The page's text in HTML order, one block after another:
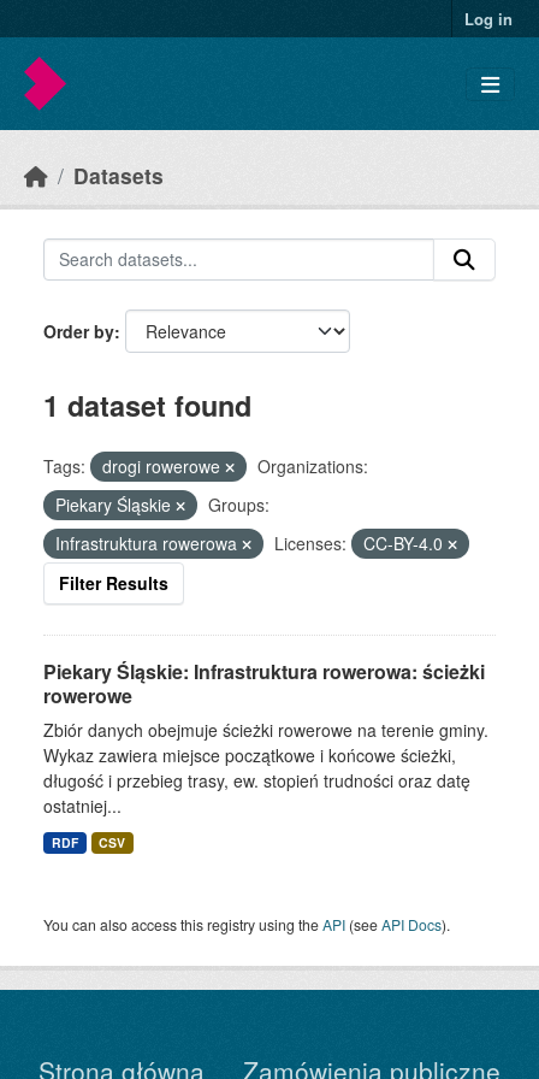
Log in
Datasets
Order by
1 dataset found
Tags: drogi rowerowe
Organizations:
Piekary Śląskie
Groups:
Infrastruktura rowerowa
Licenses:
CC-BY-4.0
Filter Results
Piekary Śląskie: Infrastruktura rowerowa: ścieżki
rowerowe
Zbiór danych obejmuje ścieżki rowerowe na terenie gminy.
Wykaz zawiera miejsce początkowe i końcowe ścieżki,
długość i przebieg trasy, ew. stopień trudności oraz datę
ostatniej...
RDF CSV
You can also access this registry using theAPI (seeAPI Docs).
Strona główna Zamówienia publiczne